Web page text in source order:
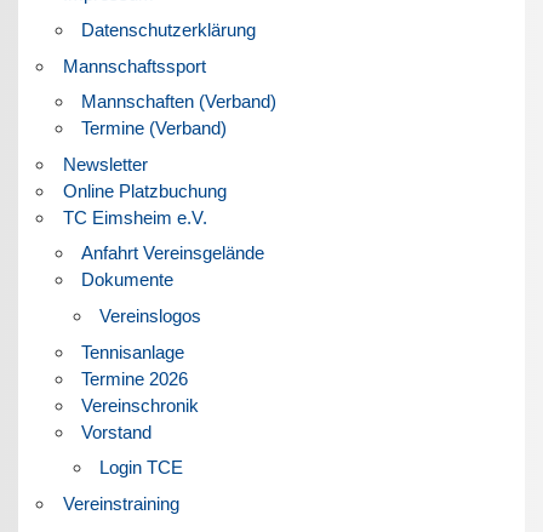
Datenschutzerklärung
Mannschaftssport
Mannschaften (Verband)
Termine (Verband)
Newsletter
Online Platzbuchung
TC Eimsheim e.V.
Anfahrt Vereinsgelände
Dokumente
Vereinslogos
Tennisanlage
Termine 2026
Vereinschronik
Vorstand
Login TCE
Vereinstraining